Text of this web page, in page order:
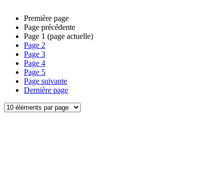
Première page
Page précédente
Page 1 (page actuelle)
Page 2
Page 3
Page 4
Page 5
Page suivante
Dernière page